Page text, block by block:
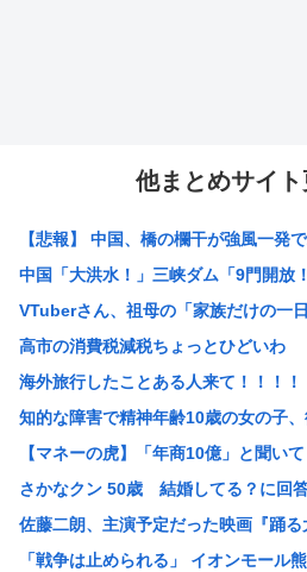
他まとめサイ
【悲報】 中国、橋の欄干が強風一発
中国「大洪水！」三峡ダム「9門開放
VTuberさん、祖母の「家族だけの一
高市の消費税減税ちょっとひどいわ
海外旅行したことある人来て！！！！
知的な障害で精神年齢10歳の女の子
【マネーの虎】「年商10億」と聞い
さかなクン 50歳 結婚してる？に回
佐藤二朗、主演予定だった映画『踊
「戦争は止められる」 イオンモール